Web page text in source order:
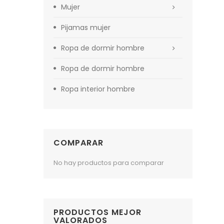
Mujer
Pijamas mujer
Ropa de dormir hombre
Ropa de dormir hombre
Ropa interior hombre
COMPARAR
No hay productos para comparar
PRODUCTOS MEJOR
VALORADOS